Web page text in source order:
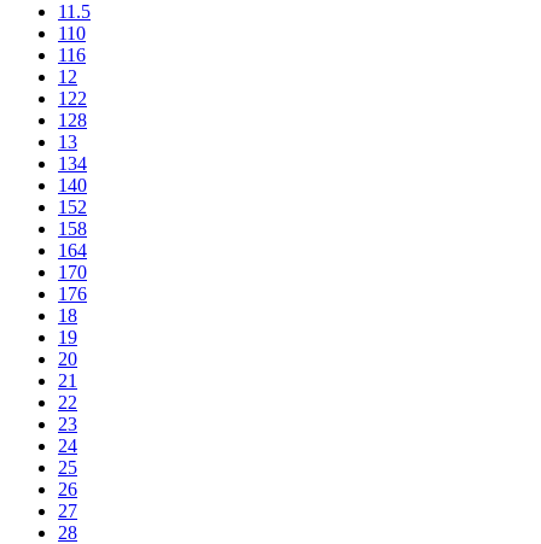
11.5
110
116
12
122
128
13
134
140
152
158
164
170
176
18
19
20
21
22
23
24
25
26
27
28